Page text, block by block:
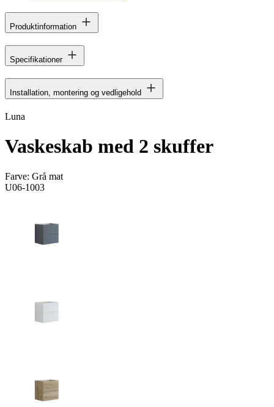
Produktinformation
Specifikationer
Installation, montering og vedligehold
Luna
Vaskeskab med 2 skuffer
Farve: Grå mat
U06-1003